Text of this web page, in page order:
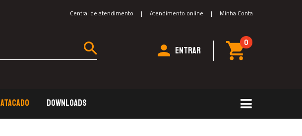
Central de atendimento | Atendimento online | Minha Conta
ENTRAR
0
ATACADO DOWNLOADS